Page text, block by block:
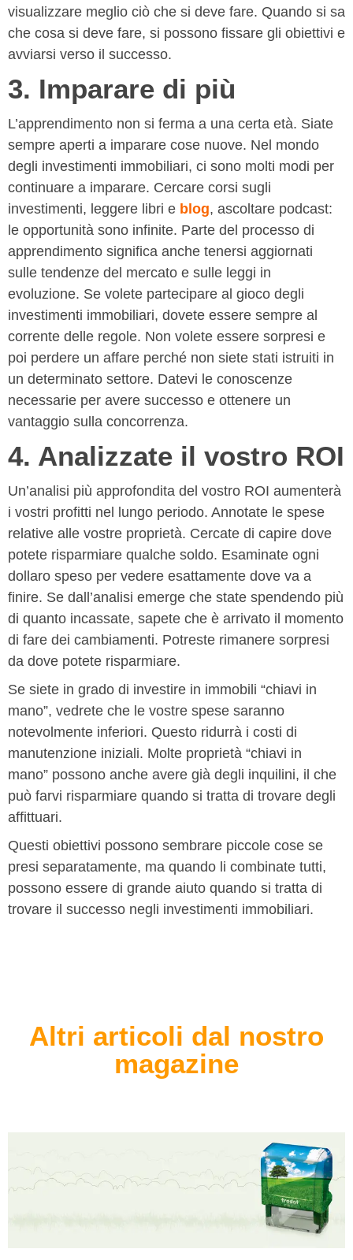
visualizzare meglio ciò che si deve fare. Quando si sa
che cosa si deve fare, si possono fissare gli obiettivi e
avviarsi verso il successo.
3. Imparare di più
L’apprendimento non si ferma a una certa età. Siate
sempre aperti a imparare cose nuove. Nel mondo
degli investimenti immobiliari, ci sono molti modi per
continuare a imparare. Cercare corsi sugli
investimenti, leggere libri e blog, ascoltare podcast:
le opportunità sono infinite. Parte del processo di
apprendimento significa anche tenersi aggiornati
sulle tendenze del mercato e sulle leggi in
evoluzione. Se volete partecipare al gioco degli
investimenti immobiliari, dovete essere sempre al
corrente delle regole. Non volete essere sorpresi e
poi perdere un affare perché non siete stati istruiti in
un determinato settore. Datevi le conoscenze
necessarie per avere successo e ottenere un
vantaggio sulla concorrenza.
4. Analizzate il vostro ROI
Un’analisi più approfondita del vostro ROI aumenterà
i vostri profitti nel lungo periodo. Annotate le spese
relative alle vostre proprietà. Cercate di capire dove
potete risparmiare qualche soldo. Esaminate ogni
dollaro speso per vedere esattamente dove va a
finire. Se dall’analisi emerge che state spendendo più
di quanto incassate, sapete che è arrivato il momento
di fare dei cambiamenti. Potreste rimanere sorpresi
da dove potete risparmiare.
Se siete in grado di investire in immobili “chiavi in
mano”, vedrete che le vostre spese saranno
notevolmente inferiori. Questo ridurrà i costi di
manutenzione iniziali. Molte proprietà “chiavi in
mano” possono anche avere già degli inquilini, il che
può farvi risparmiare quando si tratta di trovare degli
affittuari.
Questi obiettivi possono sembrare piccole cose se
presi separatamente, ma quando li combinate tutti,
possono essere di grande aiuto quando si tratta di
trovare il successo negli investimenti immobiliari.
Altri articoli dal nostro
magazine